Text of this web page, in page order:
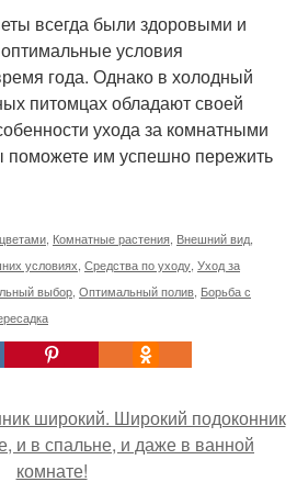
всегда были здоровыми и
условия
года. Однако в холодный
питомцах обладают своей
ухода за комнатными
поможете им успешно пережить
Комнатные растения Внешний вид
условиях Средства по уходу Уход за
выбор Оптимальный полив Борьба с